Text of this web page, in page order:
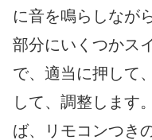
に音を鳴らしなが
部分にいくつかス
で、適当に押して
して、調整します
ば、リモコンつき